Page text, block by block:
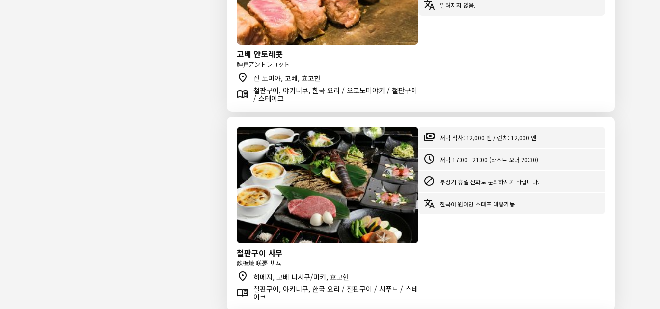
고베 안토레콧
神戸アントレコット
산 노미야, 고베, 효고현
철판구이, 야키니쿠, 한국 요리 / 오코노미야키 / 철판구이
/ 스테이크
알려지지 않음.
철판구이 사무
鉄板焼 咲夢-サム-
히메지, 고베 니시쿠/미키, 효고현
철판구이, 야키니쿠, 한국 요리 / 철판구이 / 시푸드 / 스테
이크
저녁 식사: 12,000 엔 / 런치: 12,000 엔
저녁 17:00 - 21:00 (라스트 오더 20:30)
부정기 휴일 전화로 문의하시기 바랍니다.
한국어 원어민 스태프 대응가능.